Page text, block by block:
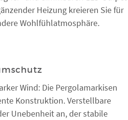
Heizung kreieren Sie für
Wohlfühlatmosphäre.
Wind: Die Pergolamarkisen
Konstruktion. Verstellbare
Unebenheit an, der stabile